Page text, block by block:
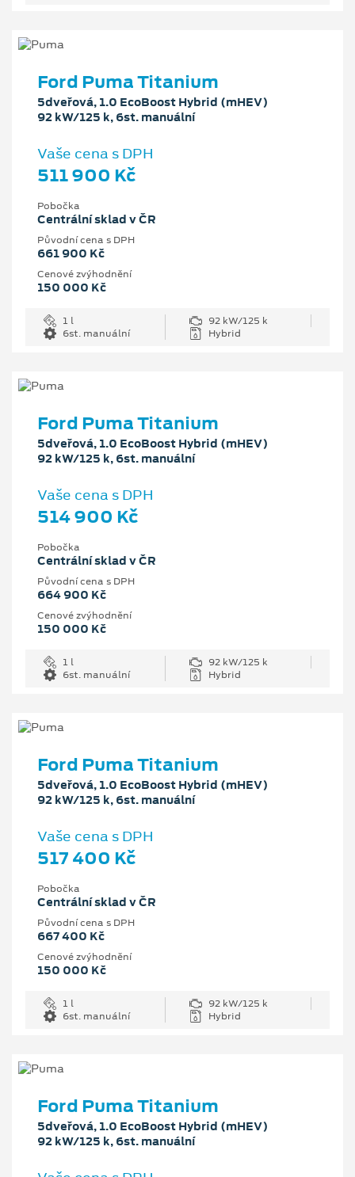
Ford Puma Titanium
5dveřová, 1.0 EcoBoost Hybrid (mHEV)
92 kW/125 k, 6st. manuální
Vaše cena s DPH
511 900 Kč
Pobočka
Centrální sklad v ČR
Původní cena s DPH
661 900 Kč
Cenové zvýhodnění
150 000 Kč
1 l
92 kW/125 k
6st. manuální
Hybrid
Ford Puma Titanium
5dveřová, 1.0 EcoBoost Hybrid (mHEV)
92 kW/125 k, 6st. manuální
Vaše cena s DPH
514 900 Kč
Pobočka
Centrální sklad v ČR
Původní cena s DPH
664 900 Kč
Cenové zvýhodnění
150 000 Kč
1 l
92 kW/125 k
6st. manuální
Hybrid
Ford Puma Titanium
5dveřová, 1.0 EcoBoost Hybrid (mHEV)
92 kW/125 k, 6st. manuální
Vaše cena s DPH
517 400 Kč
Pobočka
Centrální sklad v ČR
Původní cena s DPH
667 400 Kč
Cenové zvýhodnění
150 000 Kč
1 l
92 kW/125 k
6st. manuální
Hybrid
Ford Puma Titanium
5dveřová, 1.0 EcoBoost Hybrid (mHEV)
92 kW/125 k, 6st. manuální